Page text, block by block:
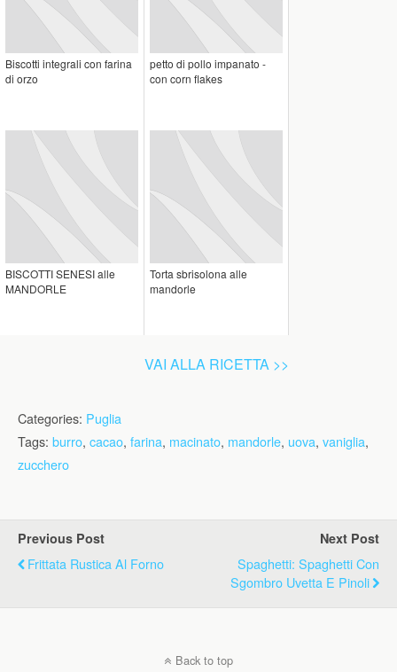
Biscotti integrali con farina
di orzo
petto di pollo impanato -
con corn flakes
BISCOTTI SENESI alle
MANDORLE
Torta sbrisolona alle
mandorle
VAI ALLA RICETTA >>
Categories: Puglia
Tags: burro, cacao, farina, macinato, mandorle, uova, vaniglia,
zucchero
Previous Post
Frittata Rustica Al Forno
Next Post
Spaghetti: Spaghetti Con
Sgombro Uvetta E Pinoli
Back to top